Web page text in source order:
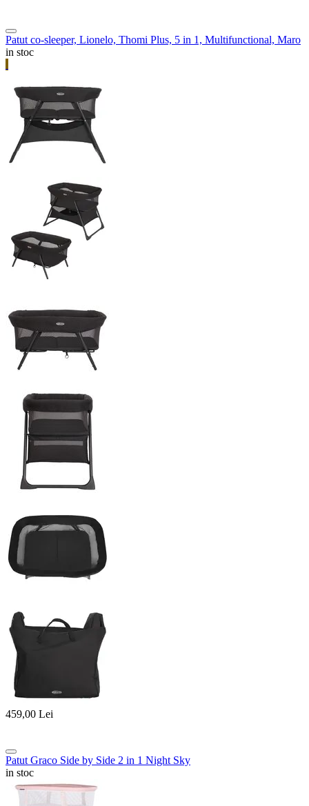
Patut co-sleeper, Lionelo, Thomi Plus, 5 in 1, Multifunctional, Maro
in stoc
459,00 Lei
Patut Graco Side by Side 2 in 1 Night Sky
in stoc